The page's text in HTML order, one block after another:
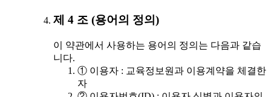
제 4 조 (용어의 정의)
이 약관에서 사용하는 용어의 정의는 다음과 같습
니다.
① 이용자 : 교육정보원과 이용계약을 체결한
자